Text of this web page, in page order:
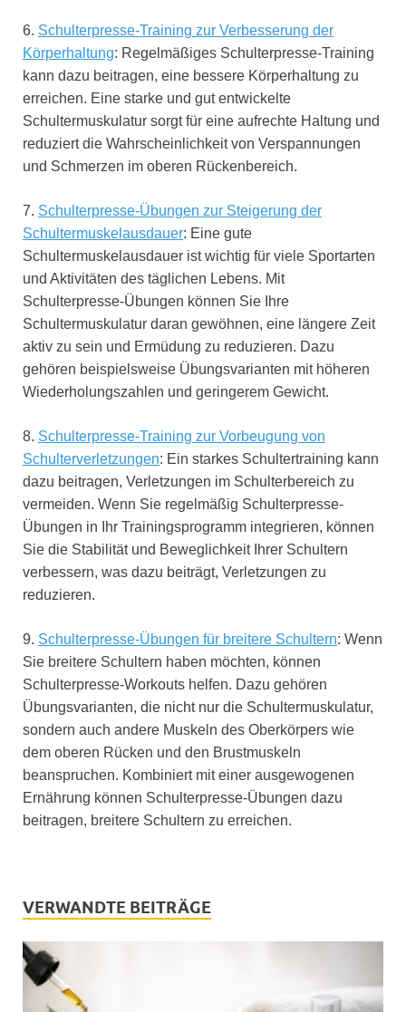
6. Schulterpresse-Training zur Verbesserung der
Körperhaltung: Regelmäßiges Schulterpresse-Training
kann dazu beitragen, eine bessere Körperhaltung zu
erreichen. Eine starke und gut entwickelte
Schultermuskulatur sorgt für eine aufrechte Haltung und
reduziert die Wahrscheinlichkeit von Verspannungen
und Schmerzen im oberen Rückenbereich.
7. Schulterpresse-Übungen zur Steigerung der
Schultermuskelausdauer: Eine gute
Schultermuskelausdauer ist wichtig für viele Sportarten
und Aktivitäten des täglichen Lebens. Mit
Schulterpresse-Übungen können Sie Ihre
Schultermuskulatur daran gewöhnen, eine längere Zeit
aktiv zu sein und Ermüdung zu reduzieren. Dazu
gehören beispielsweise Übungsvarianten mit höheren
Wiederholungszahlen und geringerem Gewicht.
8. Schulterpresse-Training zur Vorbeugung von
Schulterverletzungen: Ein starkes Schultertraining kann
dazu beitragen, Verletzungen im Schulterbereich zu
vermeiden. Wenn Sie regelmäßig Schulterpresse-
Übungen in Ihr Trainingsprogramm integrieren, können
Sie die Stabilität und Beweglichkeit Ihrer Schultern
verbessern, was dazu beiträgt, Verletzungen zu
reduzieren.
9. Schulterpresse-Übungen für breitere Schultern: Wenn
Sie breitere Schultern haben möchten, können
Schulterpresse-Workouts helfen. Dazu gehören
Übungsvarianten, die nicht nur die Schultermuskulatur,
sondern auch andere Muskeln des Oberkörpers wie
dem oberen Rücken und den Brustmuskeln
beanspruchen. Kombiniert mit einer ausgewogenen
Ernährung können Schulterpresse-Übungen dazu
beitragen, breitere Schultern zu erreichen.
VERWANDTE BEITRÄGE